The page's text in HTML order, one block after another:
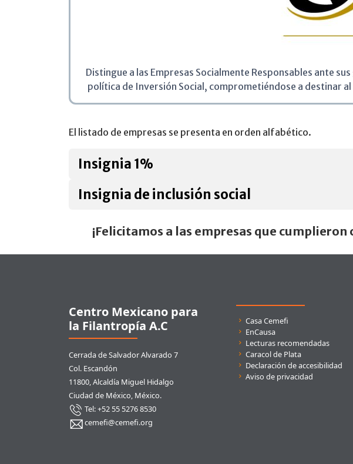
Distingue a las Empresas Socialmente Responsables ante
política de Inversión Social, comprometiéndose a destinar
El listado de empresas se presenta en orden alfabético.
Insignia 1%
Insignia de inclusión social
¡Felicitamos a las empresas que
Centro Mexicano para
la Filantropía A.C
Cerrada de Salvador Alvarado 7
Col. Escandón
11800, Alcaldía Miguel Hidalgo
Ciudad de México, México.
Tel: +52 55 5276 8530
cemefi@cemefi.org
Enlaces rápidos
Casa Cemefi
EnCausa
Lecturas recomendadas
Caracol de Plata
Declaración de accesibilidad
Aviso de privacidad